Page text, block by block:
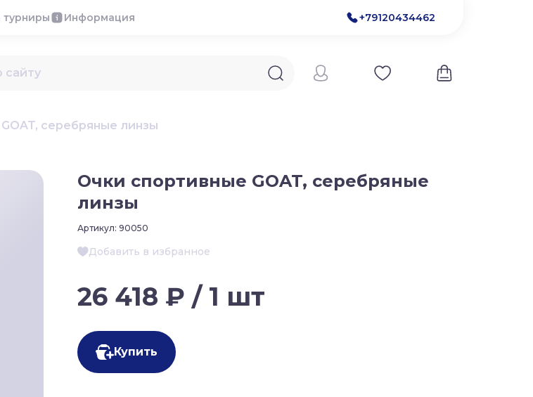
турниры Информация +79120434462
серебряные линзы
Очки спортивные GOAT, серебряные
линзы
Артикул: 90050
Добавить в избранное
26 418 ₽ / 1 шт
Купить